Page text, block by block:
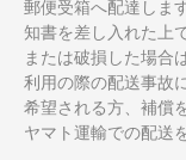
郵便受箱へ配達しま
知書を差し入れた上
または破損した場合
利用の際の配送事故
希望される方、補償
ヤマト運輸での配送